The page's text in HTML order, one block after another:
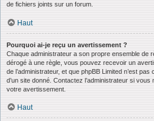
de fichiers joints sur un forum.
Haut
Pourquoi ai-je reçu un avertissement ?
Chaque administrateur a son propre ensemble de
dérogé à une règle, vous pouvez recevoir un
de l’administrateur, et que phpBB Limited n’est
d’un site donné. Contactez l’administrateur si
votre avertissement.
Haut